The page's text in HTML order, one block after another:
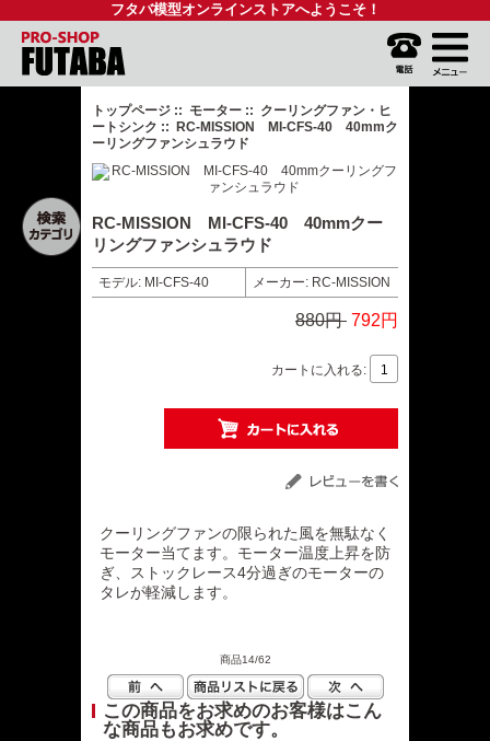
フタバ模型オンラインストアへようこそ！
トップページ :: モーター :: クーリングファン・ヒ
ートシンク :: RC-MISSION MI-CFS-40 40mmク
ーリングファンシュラウド
RC-MISSION MI-CFS-40 40mmクー
リングファンシュラウド
モデル: MI-CFS-40 メーカー: RC-MISSION
880円 792円
カートに入れる:
クーリングファンの限られた風を無駄なく
モーター当てます。モーター温度上昇を防
ぎ、ストックレース4分過ぎのモーターの
タレが軽減します。
商品14/62
この商品をお求めのお客様はこん
な商品もお求めです。